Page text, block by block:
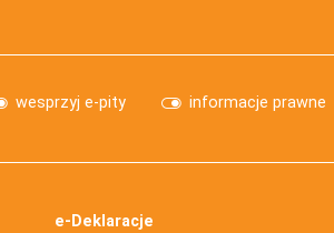
wesprzyj e-pity informacje prawne
e-Deklaracje